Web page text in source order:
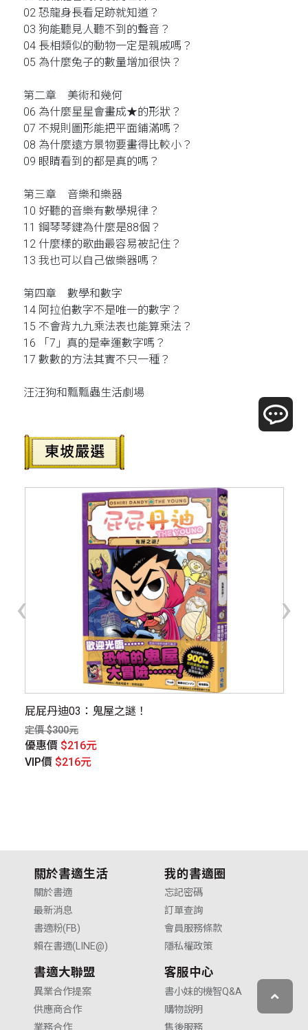
02 恐龍身長看足跡就知道？
03 狗能聽見人聽不到的聲音？
04 長相類似的動物一定是親戚嗎？
05 為什麼兔子的數量增加很快？
第二章 美術和幾何
06 為什麼星星會畫成★的形狀？
07 不規則圖形能把平面鋪滿嗎？
08 為什麼遠方景物要畫得比較小？
09 眼睛看到的都是真的嗎？
第三章 音樂和樂器
10 好聽的音樂有數學規律？
11 鋼琴琴鍵為什麼是88個？
12 什麼樣的歌曲最容易被記住？
13 我也可以自己做樂器嗎？
第四章 數學和數字
14 阿拉伯數字不是唯一的數字？
15 不會背九九乘法表也能算乘法？
16 「7」真的是幸運數字嗎？
17 數數的方法其實不只一種？
汪汪狗和瓢瓢蟲生活劇場
屁屁丹迪03：鬼屋之謎！
定價 $300元
優惠價 $216元
VIP價 $216元
‹ ›
關於書適生活
關於書適
最新消息
書適粉(FB)
賴在書適(LINE@)
我的書適圈
忘記密碼
訂單查詢
會員服務條款
隱私權政策
書適大聯盟
異業合作提案
供應商合作
業務合作
客服中心
書小妹的機智Q&A
購物說明
售後服務